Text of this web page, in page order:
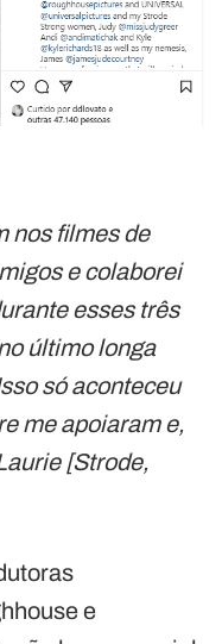
nos filmes de
e colaborei
esses três
último longa
só aconteceu
me apoiaram e,
[Strode,
e